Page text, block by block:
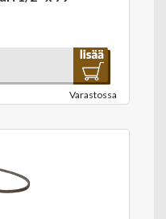
Varastossa